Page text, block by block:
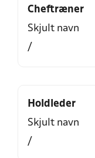
Cheftræner
Skjult navn
/
Holdleder
Skjult navn
/